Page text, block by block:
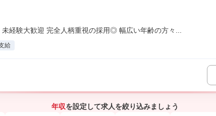
経験大歓迎 完全人柄重視の採用◎ 幅広い年齢の方々...
給
年収を設定して求人を絞り込みましょう